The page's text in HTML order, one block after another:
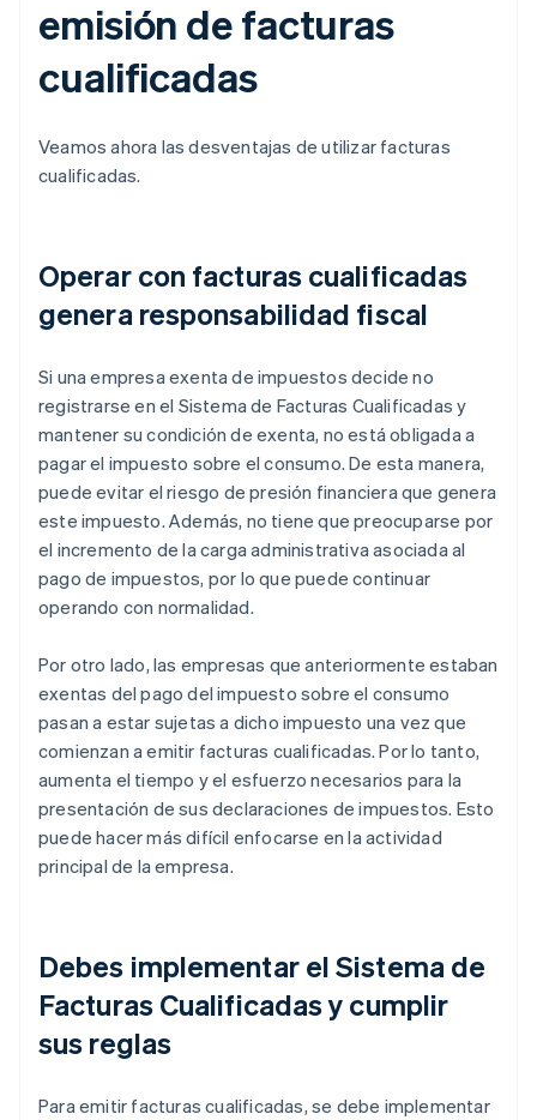
emisión de facturas
cualificadas
Veamos ahora las desventajas de utilizar facturas
cualificadas.
Operar con facturas cualificadas
genera responsabilidad fiscal
Si una empresa exenta de impuestos decide no
registrarse en el Sistema de Facturas Cualificadas y
mantener su condición de exenta, no está obligada a
pagar el impuesto sobre el consumo. De esta manera,
puede evitar el riesgo de presión financiera que genera
este impuesto. Además, no tiene que preocuparse por
el incremento de la carga administrativa asociada al
pago de impuestos, por lo que puede continuar
operando con normalidad.
Por otro lado, las empresas que anteriormente estaban
exentas del pago del impuesto sobre el consumo
pasan a estar sujetas a dicho impuesto una vez que
comienzan a emitir facturas cualificadas. Por lo tanto,
aumenta el tiempo y el esfuerzo necesarios para la
presentación de sus declaraciones de impuestos. Esto
puede hacer más difícil enfocarse en la actividad
principal de la empresa.
Debes implementar el Sistema de
Facturas Cualificadas y cumplir
sus reglas
Para emitir facturas cualificadas, se debe implementar